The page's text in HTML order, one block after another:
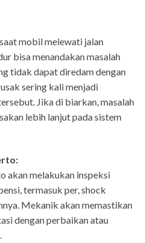
mobil melewati jalan
bisa menandakan masalah
tidak dapat diredam dengan
sering kali menjadi
Jika di biarkan, masalah
lebih lanjut pada sistem
akan melakukan inspeksi
termasuk per, shock
Mekanik akan memastikan
dengan perbaikan atau